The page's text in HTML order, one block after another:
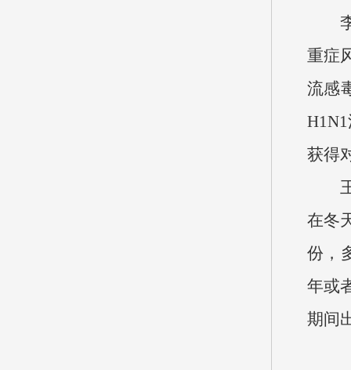
重症
流感
获得
在冬
份，
年或
期间